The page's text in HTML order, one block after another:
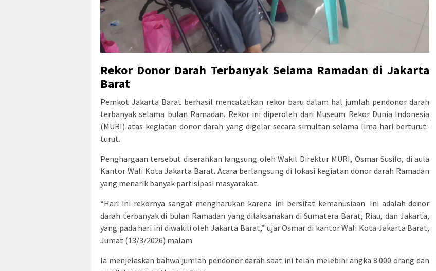
Rekor Donor Darah Terbanyak Selama Ramadan di Jakarta
Barat
Pemkot Jakarta Barat berhasil mencatatkan rekor baru dalam hal jumlah pendonor darah
terbanyak selama bulan Ramadan. Rekor ini diperoleh dari Museum Rekor Dunia Indonesia
(MURI) atas kegiatan donor darah yang digelar secara simultan selama lima hari berturut-
turut.
Penghargaan tersebut diserahkan langsung oleh Wakil Direktur MURI, Osmar Susilo, di aula
Kantor Wali Kota Jakarta Barat. Acara berlangsung di lokasi kegiatan donor darah Ramadan
yang menarik banyak partisipasi masyarakat.
“Hari ini rekornya sangat mengharukan karena ini bersifat kemanusiaan. Ini adalah donor
darah terbanyak di bulan Ramadan yang dilaksanakan di Sumatera Barat, Riau, dan Jakarta,
yang pada hari ini diwakili oleh Jakarta Barat,” ujar Osmar di kantor Wali Kota Jakarta Barat,
Jumat (13/3/2026) malam.
Ia menjelaskan bahwa jumlah pendonor darah saat ini telah melebihi angka 8.000 orang dan